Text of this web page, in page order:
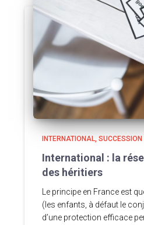
INTERNATIONAL SUCCESSION
International : la
des héritiers
Le principe en France est
(les enfants, à défaut le
d’une protection efficace